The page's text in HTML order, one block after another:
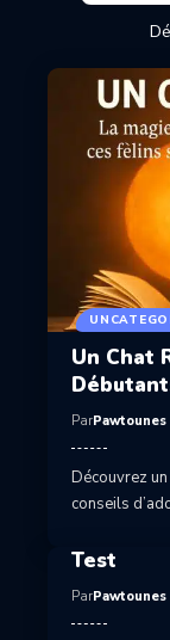
Un Chat
ParPawtounes
Découvrez
conseils
Test
ParPawtounes